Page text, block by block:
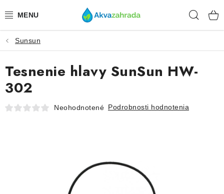
na
TECHNIKA
HNOJIVÁ
VODA
Sunsun
Tesnenie hlavy SunSun HW-
302
Neohodnotené Podrobnosti hodnotenia